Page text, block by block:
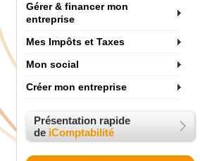
Gérer & financer mon
entreprise
Mes Impôts et Taxes
Mon social
Créer mon entreprise
Présentation rapide
de iComptabilité